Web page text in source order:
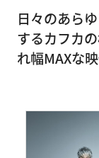
日々のあら
するカフカ
れ幅MAXな